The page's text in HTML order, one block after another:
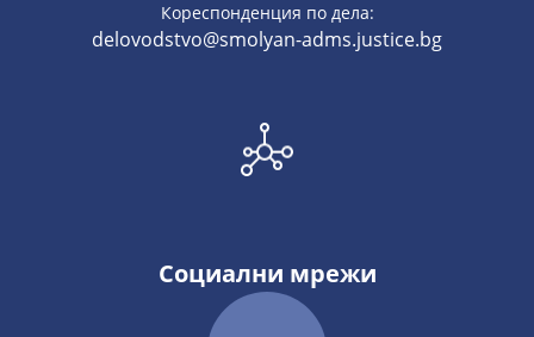
Кореспонденция по дела:
delovodstvo@smolyan-adms.justice.bg
Социални мрежи